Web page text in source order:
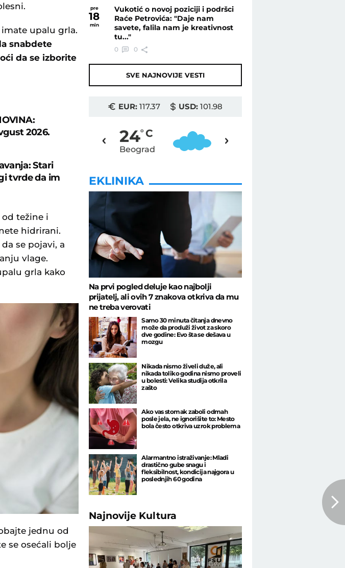
upalu grla.
snabdete
da se izborite
2026.
Stari
tvrde da im
težine i
hidrirani.
se pojavi, a
vlage.
grla kako
jednu od
se osećali bolje
pre
18
min
Vukotić o novoj poziciji i podršci
Raće Petrovića: "Daje nam
savete, falila nam je kreativnost
tu..."
0 0
SVE NAJNOVIJE VESTI
EUR:117.37 USD: 101.98
24o C
Beograd
EKLINIKA
Na prvi pogled deluje kao najbolji
prijatelj, ali ovih 7 znakova otkriva da mu
ne treba verovati
Samo 30 minuta čitanja dnevno
može da produži život za skoro
dve godine: Evo šta se dešava u
mozgu
Nikada nismo živeli duže, ali
nikada toliko godina nismo proveli
u bolesti: Velika studija otkrila
zašto
Ako vas stomak zaboli odmah
posle jela, ne ignorišite to: Mesto
bola često otkriva uzrok problema
Alarmantno istraživanje: Mladi
drastično gube snagu i
fleksibilnost, kondicija najgora u
poslednjih 60 godina
Najnovije Kultura